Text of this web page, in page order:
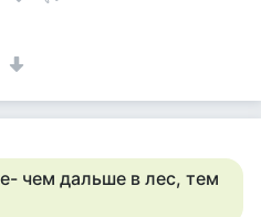
чем дальше в лес, тем